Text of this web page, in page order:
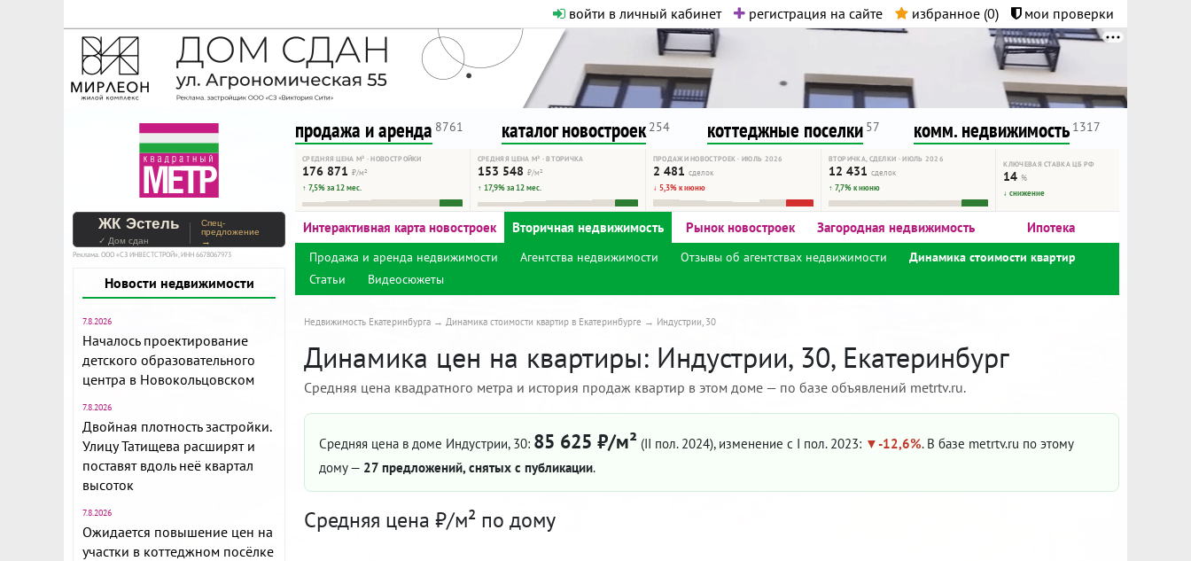
войти в личный кабинет регистрация на сайте избранное (0) мои проверки
На Метре реклама - только нормальная. Никакого шок-контента.
Помогайте независимому ресурсу, как он помогает вам. Удачи!
продажа и аренда 8761 каталог новостроек 254 коттеджные поселки 57 комм. недвижимость 1317
СРЕДНЯЯ ЦЕНА М² · НОВОСТРОЙКИ
176 871 ₽/м²
↑ 7,5% за 12 мес.
СРЕДНЯЯ ЦЕНА М² · ВТОРИЧКА
153 548 ₽/м²
↑ 17,9% за 12 мес.
ПРОДАЖИ НОВОСТРОЕК · ИЮЛЬ 2026
2 481 сделок
↓ 5,3% к июню
ВТОРИЧКА, СДЕЛКИ · ИЮЛЬ 2026
12 431 сделок
↑ 7,7% к июню
КЛЮЧЕВАЯ СТАВКА ЦБ РФ
14%
↓ снижение
ЖК Эстель
✓ Дом сдан
Спец-
предложение
→
Реклама. ООО «СЗ ИНВЕСТСТРОЙ», ИНН 6678067973
Новости недвижимости
7.8.2026
Началось проектирование
детского образовательного
центра в Новокольцовском
7.8.2026
Двойная плотность застройки.
Улицу Татищева расширят и
поставят вдоль неё квартал
высоток
7.8.2026
Ожидается повышение цен на
участки в коттеджном посёлке
Интерактивная карта новостроек Вторичная недвижимость Рынок новостроек Загородная недвижимость Ипотека
Продажа и аренда недвижимости Агентства недвижимости Отзывы об агентствах недвижимости
Динамика стоимости квартир
Статьи
Видеосюжеты
Недвижимость Екатеринбурга Динамика стоимости квартир в Екатеринбурге Индустрии, 30
Динамика цен на квартиры: Индустрии, 30, Екатеринбург
Средняя цена квадратного метра и история продаж квартир в этом доме — по базе объявлений metrtv.ru.
Средняя цена в доме Индустрии, 30: 85 625 ₽/м² (II пол. 2024), изменение с I пол. 2023: -12,6%. В базе metrtv.ru по этому
дому — 27 предложений, снятых с публикации.
Средняя цена ₽/м² по дому